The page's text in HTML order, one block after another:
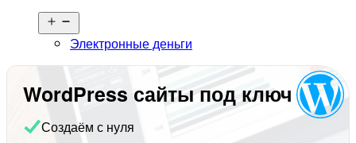
меню
Электронные деньги
WordPress сайты под ключ
Создаём с нуля